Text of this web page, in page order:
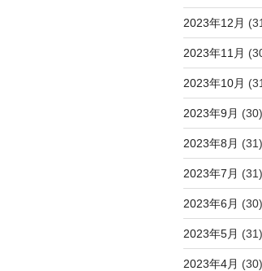
2023年12月
2023年11月
2023年10月
2023年9月 (30)
2023年8月 (31)
2023年7月 (31)
2023年6月 (30)
2023年5月 (31)
2023年4月 (30)